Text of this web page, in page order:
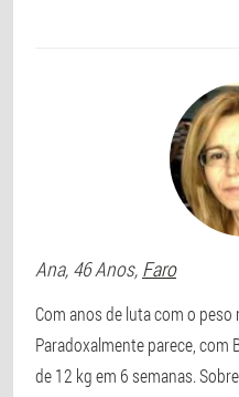
Ana, 46 Anos, Faro
Com anos de luta com o peso
Paradoxalmente parece, com
de 12 kg em 6 semanas.